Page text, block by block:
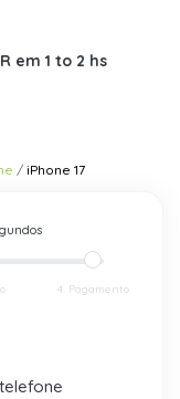
em 1 to 2 hs
iPhone 17
4. Pagamento